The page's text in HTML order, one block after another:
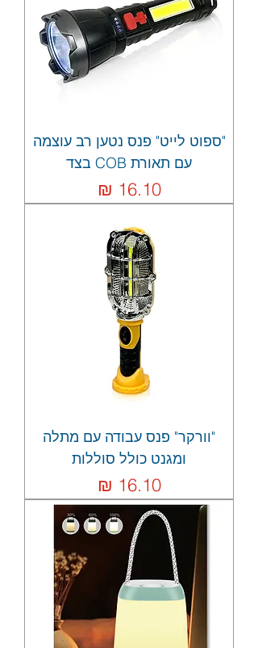
"ספוט לייט" פנס נטען רב עוצמה
עם תאורת COB בצד
מחיר‏16.10 ‏₪
"וורקר" פנס עבודה עם מתלה
ומגנט כולל סוללות
מחיר‏16.10 ‏₪